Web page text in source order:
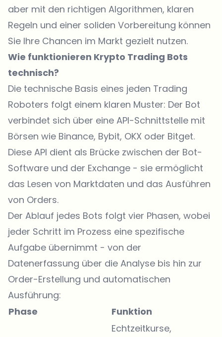
aber mit den richtigen Algorithmen, klaren
Regeln und einer soliden Vorbereitung können
Sie Ihre Chancen im Markt gezielt nutzen.
Wie funktionieren Krypto Trading Bots
technisch?
Die technische Basis eines jeden Trading
Roboters folgt einem klaren Muster: Der Bot
verbindet sich über eine API-Schnittstelle mit
Börsen wie Binance, Bybit, OKX oder Bitget.
Diese API dient als Brücke zwischen der Bot-
Software und der Exchange - sie ermöglicht
das Lesen von Marktdaten und das Ausführen
von Orders.
Der Ablauf jedes Bots folgt vier Phasen, wobei
jeder Schritt im Prozess eine spezifische
Aufgabe übernimmt - von der
Datenerfassung über die Analyse bis hin zur
Order-Erstellung und automatischen
Ausführung:
Phase
Funktion
Echtzeitkurse,